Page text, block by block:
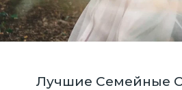
Лучшие Семейные